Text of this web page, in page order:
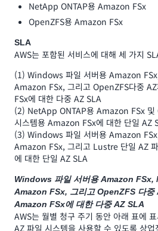
NetApp ONTAP용 Amazon FSx
OpenZFS용 Amazon FSx
SLA
AWS는 포함된 서비스에 대해 세 가지
(1) Windows 파일 서버용 Amazon
Amazon FSx, 그리고 OpenZFS다중
FSx에 대한 다중 AZ SLA
(2) NetApp ONTAP용 Amazon FSx 및
시스템용 Amazon FSx에 대한 단일 AZ
(3) Windows 파일 서버용 Amazon
Amazon FSx, 그리고 Lustre 단일 AZ
에 대한 단일 AZ SLA
Windows 파일 서버용 Amazon FSx,
Amazon FSx, 그리고 OpenZFS 다중
Amazon FSx에 대한 다중 AZ SLA
AWS는 월별 청구 주기 동안 아래 표에
AZ 파일 시스템을 사용할 수 있도록 상